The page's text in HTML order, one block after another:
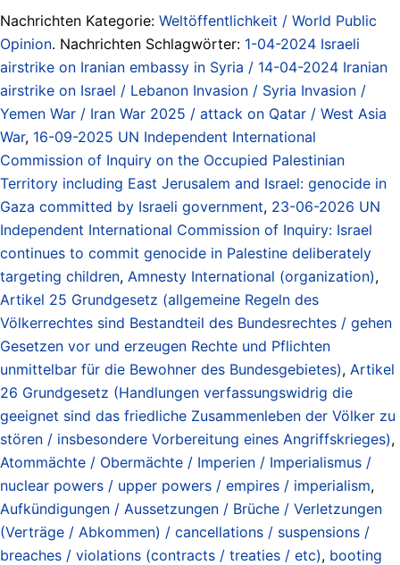
Nachrichten Kategorie: Weltöffentlichkeit / World Public
Opinion. Nachrichten Schlagwörter: 1-04-2024 Israeli
airstrike on Iranian embassy in Syria / 14-04-2024 Iranian
airstrike on Israel / Lebanon Invasion / Syria Invasion /
Yemen War / Iran War 2025 / attack on Qatar / West Asia
War, 16-09-2025 UN Independent International
Commission of Inquiry on the Occupied Palestinian
Territory including East Jerusalem and Israel: genocide in
Gaza committed by Israeli government, 23-06-2026 UN
Independent International Commission of Inquiry: Israel
continues to commit genocide in Palestine deliberately
targeting children, Amnesty International (organization),
Artikel 25 Grundgesetz (allgemeine Regeln des
Völkerrechtes sind Bestandteil des Bundesrechtes / gehen
Gesetzen vor und erzeugen Rechte und Pflichten
unmittelbar für die Bewohner des Bundesgebietes), Artikel
26 Grundgesetz (Handlungen verfassungswidrig die
geeignet sind das friedliche Zusammenleben der Völker zu
stören / insbesondere Vorbereitung eines Angriffskrieges),
Atommächte / Obermächte / Imperien / Imperialismus /
nuclear powers / upper powers / empires / imperialism,
Aufkündigungen / Aussetzungen / Brüche / Verletzungen
(Verträge / Abkommen) / cancellations / suspensions /
breaches / violations (contracts / treaties / etc), booting